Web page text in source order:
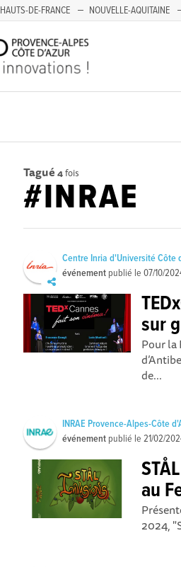
HAUTS-DE-FRANCE NOUVELLE-AQUITAINE
Tagué 4fois
#INRAE
Centre Inria d'Université Côte
événement publié le07/10/
sur
Pour la
de...
INRAE Provence-Alpes-Côte
événement publié le21/02/
au
2024,